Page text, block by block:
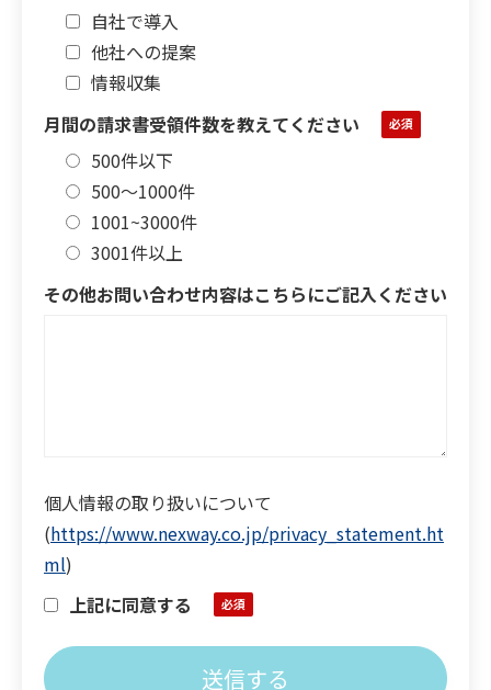
自社で導入
他社への提案
情報収集
月間の請求書受領件数を教えてください
500件以下
500～1000件
1001~3000件
3001件以上
その他お問い合わせ内容はこちらにご記入ください
個人情報の取り扱いについて
(https://www.nexway.co.jp/privacy_statement.ht
ml)
上記に同意する